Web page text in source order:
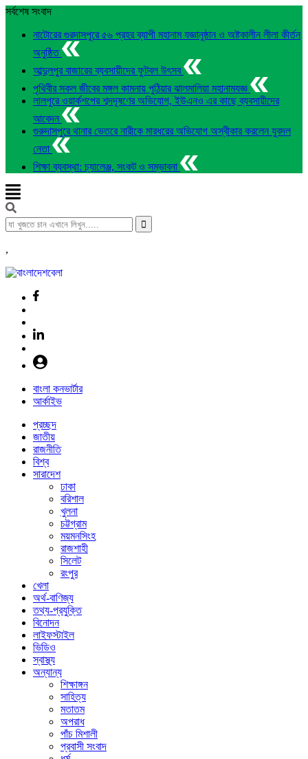
সর্বশেষ সংবাদ
নাটোরের গুরদাসপুরে ৫৬ প্রহর ব্যাপী মহানাম যজ্ঞানুষ্ঠান ও অষ্টকালীন লীলা কীর্তন
অনুষ্ঠিত
আব্দুলপুর বাজারের ব্যবসায়ীদের ফুটবল উৎসব
পৃথিবীর সকল জীবের মঙ্গল কামনায় পুঠিয়ার ঝালমালিয়া মহানামযজ্ঞ
লালপুরে ওয়ার্কশপের শব্দদূষণের অভিযোগ, ইউএনও এর কাছে ব্যবসায়ীদের
আবেদন
গুরুদাসপুরে থানার ভেতরে নারীকে মারধরের অভিযোগ অস্বীকার করলেন যুবদল
নেতা
শিক্ষা ব্যবস্থা: চ্যালেঞ্জ, সংকট ও সম্ভাবনা
,
বাংলা কনভার্টার
আর্কাইভ
প্রচ্ছদ
জাতীয়
রাজনীতি
বিশ্ব
সারাদেশ
ঢাকা
বরিশাল
খুলনা
চট্টগ্রাম
ময়মনসিংহ
রাজশাহী
সিলেট
রংপুর
খেলা
অর্থ-বাণিজ্য
তথ্য-প্রযুক্তি
বিনোদন
লাইফস্টাইল
ভিডিও
স্বাস্থ্য
অন্যান্য
শিক্ষাঙ্গন
সাহিত্য
মতাতম
অপরাধ
পাঁচ মিশালী
প্রবাসী সংবাদ